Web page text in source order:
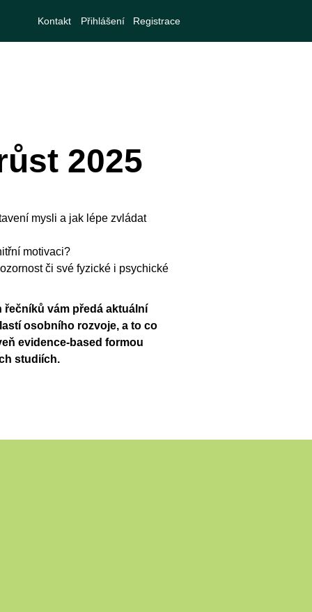
Kontakt Přihlášení Registrace
2025
mysli a jak lépe zvládat
motivaci?
či své fyzické i psychické
vám předá aktuální
osobního rozvoje, a to co
evidence-based formou
studiích.